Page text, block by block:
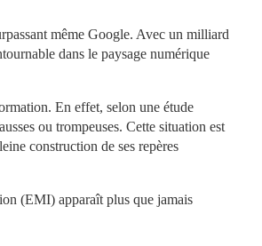
même Google. Avec un milliard
dans le paysage numérique
En effet, selon une étude
ou trompeuses. Cette situation est
construction de ses repères
(EMI) apparaît plus que jamais